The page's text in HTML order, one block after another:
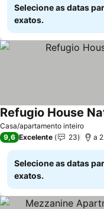
Selecione as datas
exatos.
Casa/apartamento inteiro
Refugio House
9,6 Excelente 23 a
Selecione as datas
exatos.